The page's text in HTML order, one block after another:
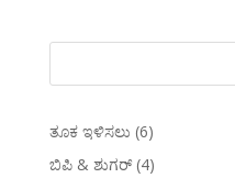
ತೂಕ ಇಳಿಸಲು (6)
ಬಿಪಿ & ಶುಗರ್(4)